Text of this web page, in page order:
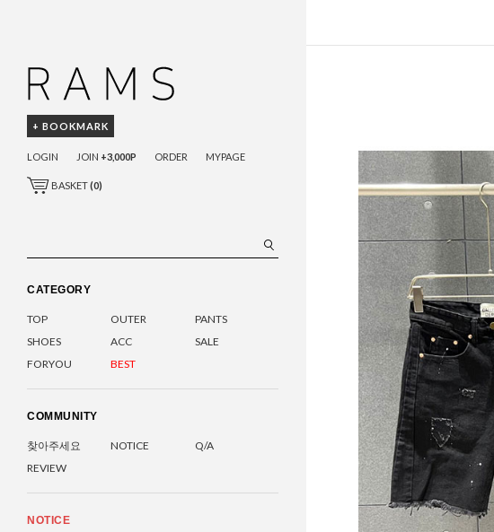
+ BOOKMARK
LOGIN JOIN +3,000P ORDER MYPAGE
BASKET(0)
CATEGORY
TOP OUTER
PANTS
SHOES
ACC
SALE
FORYOU
BEST
COMMUNITY
찾아주세요 NOTICE
Q/A
REVIEW
NOTICE